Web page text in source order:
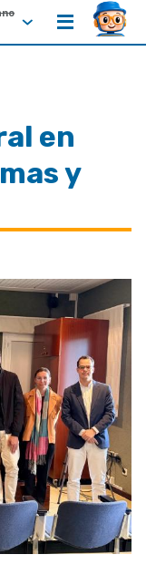
en
y